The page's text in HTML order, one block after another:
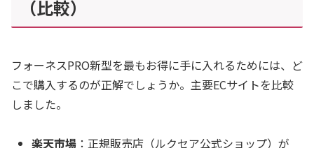
（比較）
フォーネスPRO新型を最もお得に手に入れるためには、ど
こで購入するのが正解でしょうか。主要ECサイトを比較
しました。
楽天市場 ：正規販売店（ルクセア公式ショップ）が